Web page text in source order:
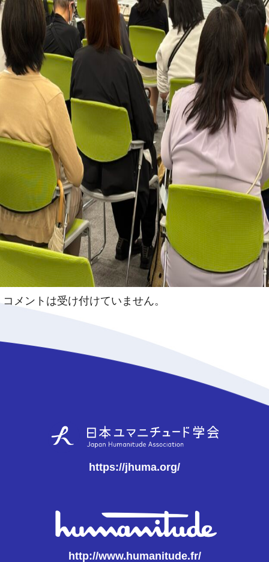
コメントは受け付けていません。
https://jhuma.org/
http://www.humanitude.fr/